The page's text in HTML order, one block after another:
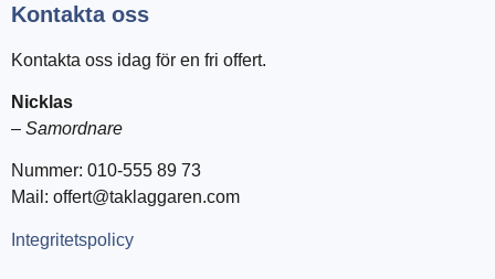
Kontakta oss
Kontakta oss idag för en fri offert.
Nicklas
– Samordnare
Nummer: 010-555 89 73
Mail: offert@taklaggaren.com
Integritetspolicy